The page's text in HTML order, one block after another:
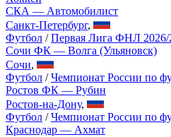
СКА — Автомобилист
Санкт-Петербург,
Футбол /Первая Лига ФНЛ 2026/
Сочи ФК — Волга (Ульяновск)
Сочи,
Футбол /Чемпионат России по
Ростов ФК — Рубин
Ростов-на-Дону,
Футбол /Чемпионат России по
Краснодар — Ахмат